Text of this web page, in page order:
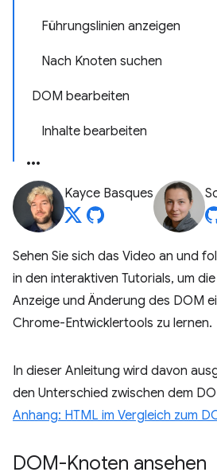
Führungslinien anzeigen
Nach Knoten suchen
DOM bearbeiten
Inhalte bearbeiten
Kayce Basques
Sehen Sie sich das Video an und
in den interaktiven Tutorials, um
Anzeige und Änderung des DOM
Chrome-Entwicklertools zu lernen.
In dieser Anleitung wird davon
den Unterschied zwischen dem
Anhang: HTML im Vergleich zum
DOM-Knoten ansehen